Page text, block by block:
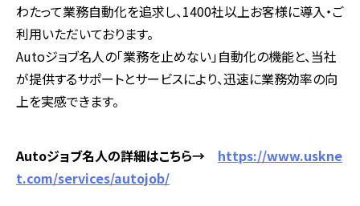
わたって業務自動化を追求し、1400社以上お客様に導入・ご
利用いただいております。
Autoジョブ名人の「業務を止めない」自動化の機能と、当社
が提供するサポートとサービスにより、迅速に業務効率の向
上を実感できます。
Autoジョブ名人の詳細はこちら→ https://www.uskne
t.com/services/autojob/